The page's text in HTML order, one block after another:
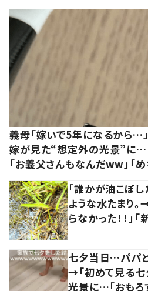
義母「嫁いで5年になるから…」
嫁が見た“想定外の光景”に…
「お義父さんもなんだww」「
「誰かが油こぼ
ような水たまり
らなかった！！」
七夕当日…パパ
→「初めて見る七
光景に…「おもろ